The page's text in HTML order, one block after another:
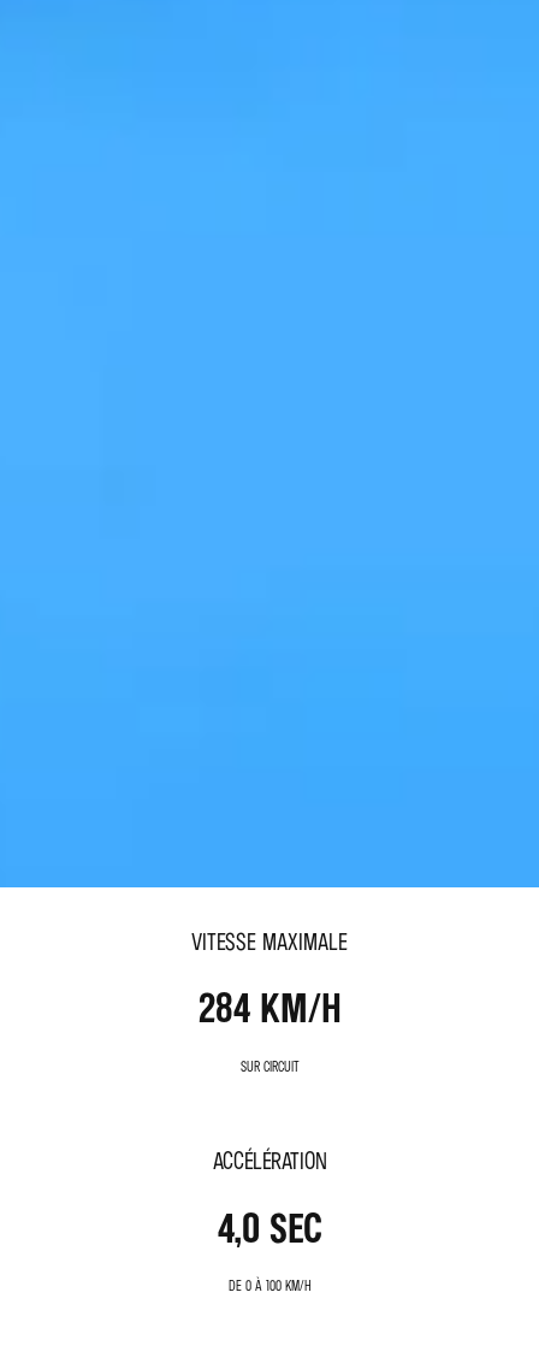
Vitesse maximale
284 KM/H
Sur circuit
Accélération
4,0 SEC
De 0 à 100 km/h